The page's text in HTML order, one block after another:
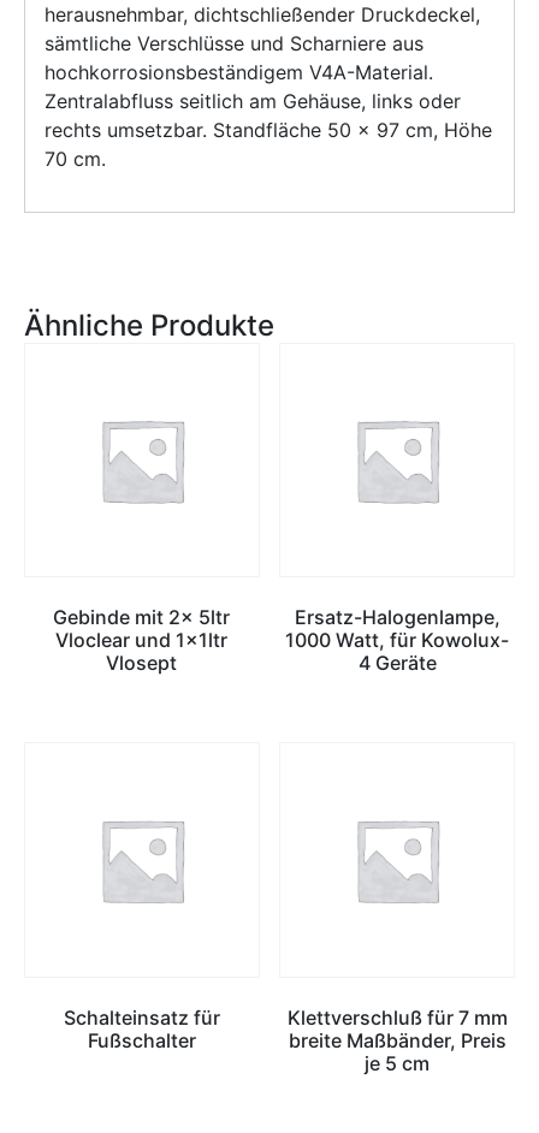
herausnehmbar, dichtschließender Druckdeckel,
sämtliche Verschlüsse und Scharniere aus
hochkorrosionsbeständigem V4A-Material.
Zentralabfluss seitlich am Gehäuse, links oder
rechts umsetzbar. Standfläche 50 x 97 cm, Höhe
70 cm.
Ähnliche Produkte
Gebinde mit 2x 5ltr
Vloclear und 1x1ltr
Vlosept
Ersatz-Halogenlampe,
1000 Watt, für Kowolux-
4 Geräte
Schalteinsatz für
Fußschalter
Klettverschluß für 7 mm
breite Maßbänder, Preis
je 5 cm